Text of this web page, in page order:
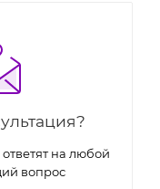
на любой
вопрос